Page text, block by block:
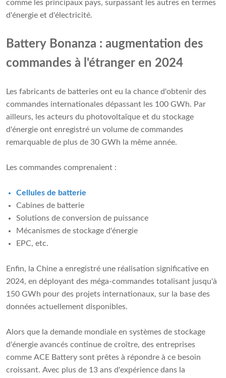
comme les principaux pays, surpassant les autres en termes
d'énergie et d'électricité.
Battery Bonanza : augmentation des
commandes à l'étranger en 2024
Les fabricants de batteries ont eu la chance d'obtenir des
commandes internationales dépassant les 100 GWh. Par
ailleurs, les acteurs du photovoltaïque et du stockage
d'énergie ont enregistré un volume de commandes
remarquable de plus de 30 GWh la même année.
Les commandes comprenaient :
Cellules de batterie
Cabines de batterie
Solutions de conversion de puissance
Mécanismes de stockage d'énergie
EPC, etc.
Enfin, la Chine a enregistré une réalisation significative en
2024, en déployant des méga-commandes totalisant jusqu'à
150 GWh pour des projets internationaux, sur la base des
données actuellement disponibles.
Alors que la demande mondiale en systèmes de stockage
d'énergie avancés continue de croître, des entreprises
comme ACE Battery sont prêtes à répondre à ce besoin
croissant. Avec plus de 13 ans d'expérience dans la